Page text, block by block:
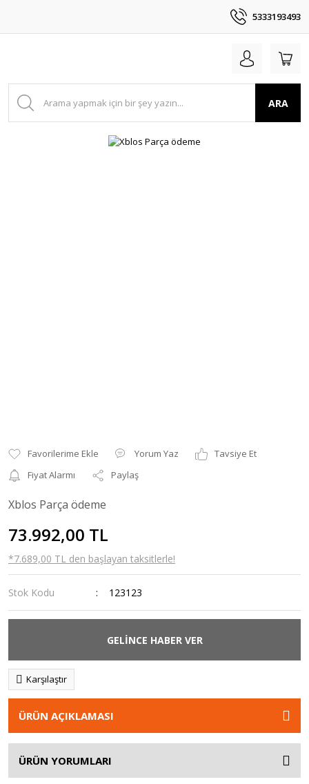
5333193493
ARA
Yorum Yaz
Tavsiye Et
Fiyat Alarmı
Paylaş
Xblos Parça ödeme
73.992,00 TL
*7.689,00 TL den başlayan taksitlerle!
Stok Kodu 123123
GELİNCE HABER VER
Karşılaştır
ÜRÜN AÇIKLAMASI
ÜRÜN YORUMLARI